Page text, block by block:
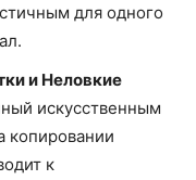
для одного
и Неловкие
искусственным
копировании
к